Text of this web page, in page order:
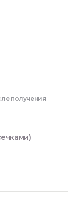
получения